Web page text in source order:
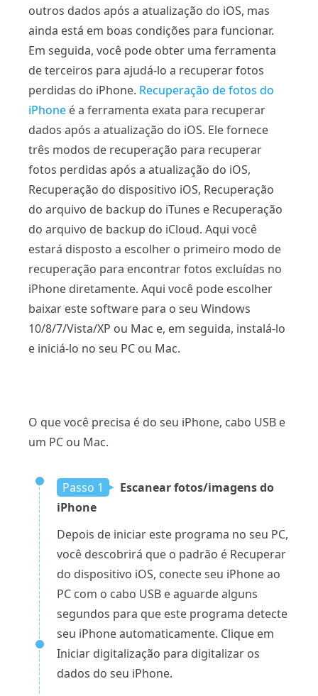
outros dados após a atualização do iOS, mas
ainda está em boas condições para funcionar.
Em seguida, você pode obter uma ferramenta
de terceiros para ajudá-lo a recuperar fotos
perdidas do iPhone. Recuperação de fotos do
iPhone é a ferramenta exata para recuperar
dados após a atualização do iOS. Ele fornece
três modos de recuperação para recuperar
fotos perdidas após a atualização do iOS,
Recuperação do dispositivo iOS, Recuperação
do arquivo de backup do iTunes e Recuperação
do arquivo de backup do iCloud. Aqui você
estará disposto a escolher o primeiro modo de
recuperação para encontrar fotos excluídas no
iPhone diretamente. Aqui você pode escolher
baixar este software para o seu Windows
10/8/7/Vista/XP ou Mac e, em seguida, instalá-lo
e iniciá-lo no seu PC ou Mac.
O que você precisa é do seu iPhone, cabo USB e
um PC ou Mac.
Passo 1
Escanear fotos/imagens do
iPhone
Depois de iniciar este programa no seu PC,
você descobrirá que o padrão é Recuperar
do dispositivo iOS, conecte seu iPhone ao
PC com o cabo USB e aguarde alguns
segundos para que este programa detecte
seu iPhone automaticamente. Clique em
Iniciar digitalização para digitalizar os
dados do seu iPhone.